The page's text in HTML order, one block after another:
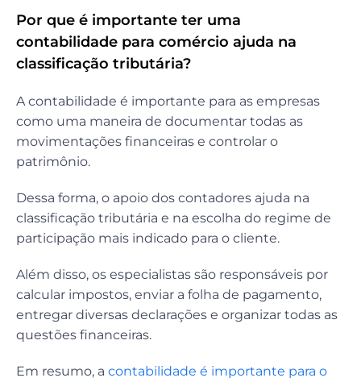
Por que é importante ter uma
contabilidade para comércio ajuda na
classificação tributária?
A contabilidade é importante para as empresas
como uma maneira de documentar todas as
movimentações financeiras e controlar o
patrimônio.
Dessa forma, o apoio dos contadores ajuda na
classificação tributária e na escolha do regime de
participação mais indicado para o cliente.
Além disso, os especialistas são responsáveis por
calcular impostos, enviar a folha de pagamento,
entregar diversas declarações e organizar todas as
questões financeiras.
Em resumo, a contabilidade é importante para o